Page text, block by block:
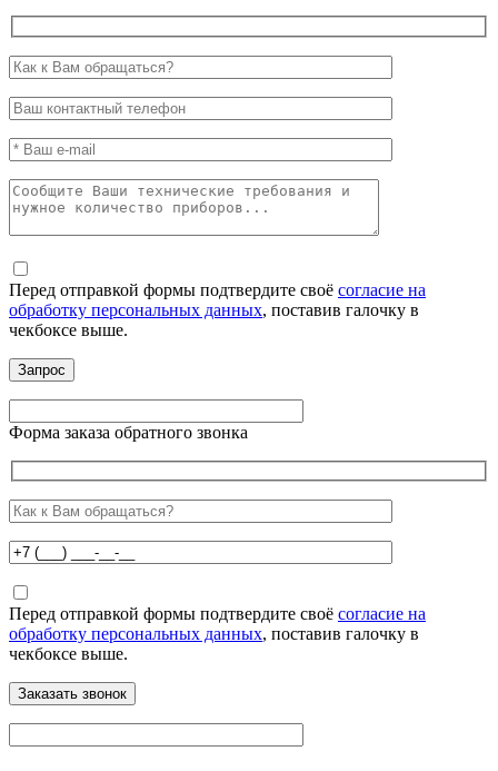
Перед отправкой формы подтвердите своё согласие на
обработку персональных данных, поставив галочку в
чекбоксе выше.
Форма заказа обратного звонка
Перед отправкой формы подтвердите своё согласие на
обработку персональных данных, поставив галочку в
чекбоксе выше.